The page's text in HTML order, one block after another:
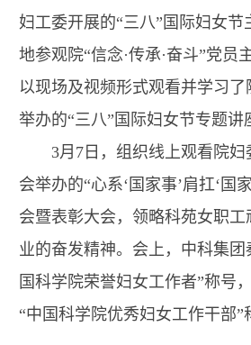
妇工委开展的“三八”国际妇女节
地参观院“信念·传承·奋斗”党员
以现场及视频形式观看并学习
举办的“三八”国际妇女节专题讲
3月7日，组织线上观看院妇
会举办的“心系‘国家事’肩扛‘国
会暨表彰大会，领略科苑女职
业的奋发精神。会上，中科集团
国科学院荣誉妇女工作者”称号
“中国科学院优秀妇女工作干部”